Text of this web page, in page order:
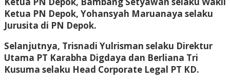
Ketua PN Depok, Yohansyah Maruanaya selaku
Jurusita di PN Depok.
Selanjutnya, Trisnadi Yulrisman selaku Direktur
Utama PT Karabha Digdaya dan Berliana Tri
Kusuma selaku Head Corporate Legal PT KD.